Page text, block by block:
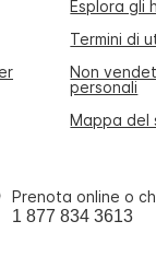
Esplora gli
Termini di
Non
personali
Mappa del
Prenota online o
1 877 834 3613